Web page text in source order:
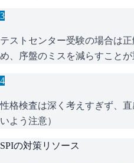
3
テストセンター受験の場合は
め、序盤のミスを減らすこと
4
性格検査は深く考えすぎず、
いよう注意）
SPIの対策リソース